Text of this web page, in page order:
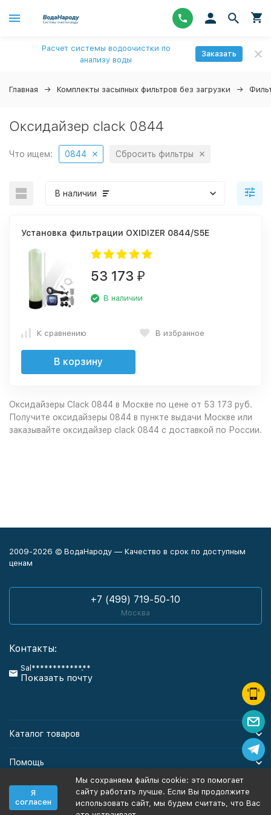
Расчет системы водоочистки по
анализу воды
Заказать
Главная Комплекты засыпных фильтров без загрузки
Оксидайзер clack 0844
Что ищем: 0844 Сбросить фильтры
В наличии
Установка фильтрации OXIDIZER 0844/S5E
53 173 ₽
В наличии
К сравнению В избранное
В корзину
Оксидайзеры Clack 0844 в Москве по цене от 53 173 руб.
Получите оксидайзеры 0844 в пункте выдачи Москве или
заказывайте оксидайзер clack 0844 с доставкой по России.
2009-2026 © ВодаНароду — Качество в срок по доступным
ценам
+7 (499) 719-50-10
Москва
Контакты:
Sal************.**
Показать почту
Каталог товаров
Помощь
Информация
Я
согласен
Мы сохраняем файлы cookie: это помогает
сайту работать лучше. Если Вы продолжите
использовать сайт, мы будем считать, что Вас